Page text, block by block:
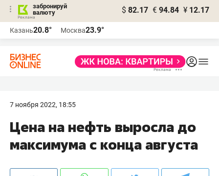
забронируй
валюту
$ 82.17 € 94.84 ¥ 12.17
Казань20.8° Москва23.9°
7 ноября 2022, 18:55
Цена на нефть выросла до
максимума с конца августа